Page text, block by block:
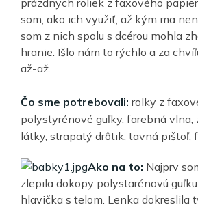
som, ako ich využiť, až kým ma
som z nich spolu s dcérou mohla
hranie. Išlo nám to rýchlo a za
až-až.
Čo sme potrebovali: rolky z
polystyrénové guľky, farebná vlna,
látky, strapatý drôtik, tavná pištoľ,
Ako na to: Najprv
zlepila dokopy polystarénovú
hlavička s telom. Lenka dokreslila